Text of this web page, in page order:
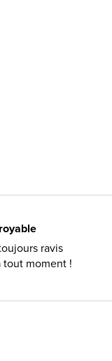
ravis
tout moment !